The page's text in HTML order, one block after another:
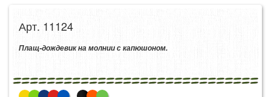
Арт. 11124
Плащ-дождевик на молнии с капюшоном.